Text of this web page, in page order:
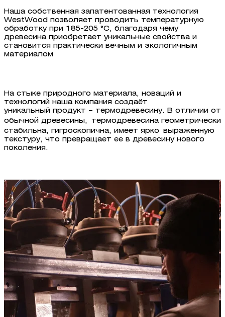
Наша собственная запатентованная технология
WestWood позволяет проводить температурную
обработку при 185-205 °C, благодаря чему
древесина приобретает уникальные свойства и
становится практически вечным и экологичным
материалом
На стыке природного материала, новаций и
технологий наша компания создаёт
уникальный продукт – термодревесину. В отличии от
обычной древесины, термодревесина геометрически
стабильна, гигроскопична, имеет ярко выраженную
текстуру, что превращает ее в древесину нового
поколения.